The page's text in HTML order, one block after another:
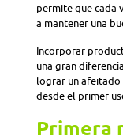
permite que cada
a mantener una
Incorporar
una gran
lograr un afeitado
desde el primer
Primera